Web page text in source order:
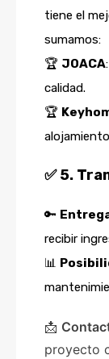
tiene el
sumamos:
🏆 JOACA
calidad.
🏆
✅5.
🔑
recibir
📊
📩
proyecto